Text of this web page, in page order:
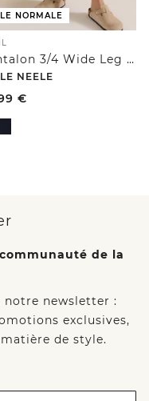
NORMALE
Pantalon 3/4 Wide Leg en Casual Fit
NEELE
€
de la
notre newsletter :
exclusives,
de style.